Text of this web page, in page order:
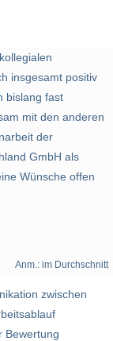
insgesamt positiv
bislang fast
mit den anderen
der
GmbH als
Wünsche offen
Anm.: im Durchschnitt
zwischen
Bewertung